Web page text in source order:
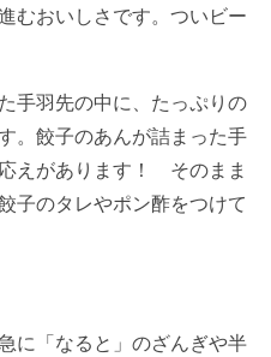
むおいしさです。ついビー
手羽先の中に、たっぷりの
。餃子のあんが詰まった手
えがあります！ そのまま
子のタレやポン酢をつけて
に「なると」のざんぎや半